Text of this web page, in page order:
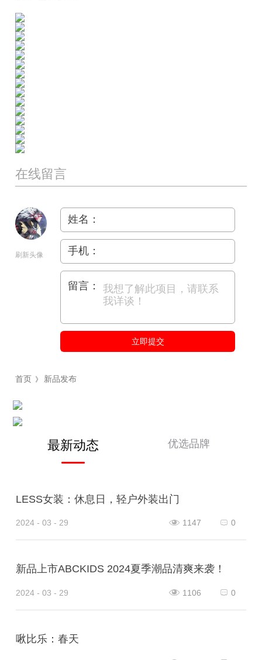
在线留言
刷新头像
姓名：
手机：
留言：
立即提交
首页 》 新品发布
最新动态 优选品牌
LESS女装：休息日，轻户外装出门
2024 - 03 - 29 0
1147
新品上市ABCKIDS 2024夏季潮品清爽来袭！
2024 - 03 - 29 0
1106
啾比乐：春天